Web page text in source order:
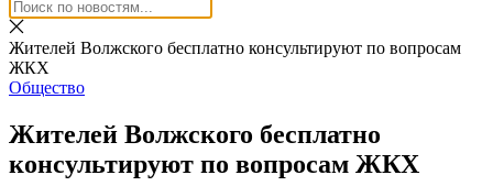
Жителей Волжского бесплатно консультируют по вопросам
ЖКХ
Общество
Жителей Волжского бесплатно
консультируют по вопросам ЖКХ